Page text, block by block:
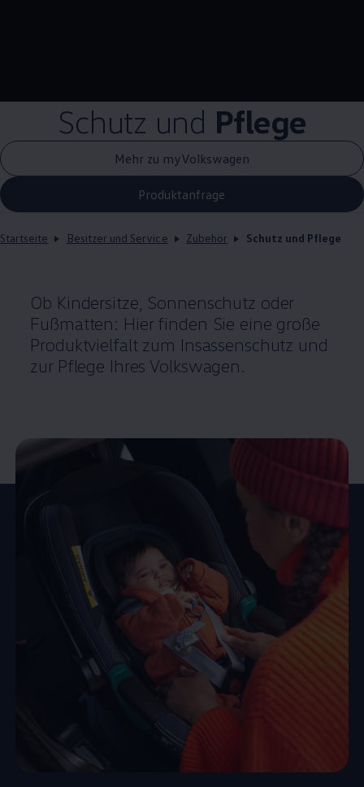
Schutz und Pflege
Mehr zu myVolkswagen
Produktanfrage
Startseite Besitzer und Service Zubehör Schutz und Pflege
Ob Kindersitze, Sonnenschutz oder
Fußmatten: Hier finden Sie eine große
Produktvielfalt zum Insassenschutz und
zur Pflege Ihres Volkswagen.